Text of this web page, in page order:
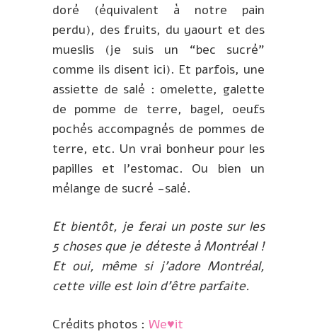
doré (équivalent à notre pain
perdu), des fruits, du yaourt et des
mueslis (je suis un “bec sucré”
comme ils disent ici). Et parfois, une
assiette de salé : omelette, galette
de pomme de terre, bagel, oeufs
pochés accompagnés de pommes de
terre, etc. Un vrai bonheur pour les
papilles et l’estomac. Ou bien un
mélange de sucré -salé.
Et bientôt, je ferai un poste sur les
5 choses que je déteste à Montréal !
Et oui, même si j’adore Montréal,
cette ville est loin d’être parfaite.
Crédits photos : We♥it